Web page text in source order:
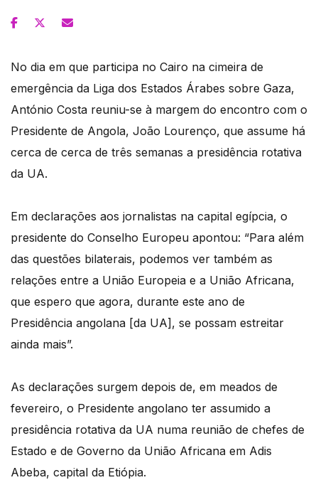
No dia em que participa no Cairo na cimeira de
emergência da Liga dos Estados Árabes sobre Gaza,
António Costa reuniu-se à margem do encontro com o
Presidente de Angola, João Lourenço, que assume há
cerca de cerca de três semanas a presidência rotativa
da UA.
Em declarações aos jornalistas na capital egípcia, o
presidente do Conselho Europeu apontou: “Para além
das questões bilaterais, podemos ver também as
relações entre a União Europeia e a União Africana,
que espero que agora, durante este ano de
Presidência angolana [da UA], se possam estreitar
ainda mais”.
As declarações surgem depois de, em meados de
fevereiro, o Presidente angolano ter assumido a
presidência rotativa da UA numa reunião de chefes de
Estado e de Governo da União Africana em Adis
Abeba, capital da Etiópia.